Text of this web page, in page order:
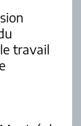
travail